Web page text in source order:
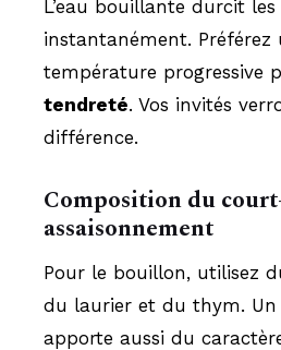
L’eau bouillante durcit
instantanément. Préférez
température progressive
tendreté. Vos invités
différence.
Composition du
assaisonnement
Pour le bouillon, utilisez
du laurier et du thym.
apporte aussi du